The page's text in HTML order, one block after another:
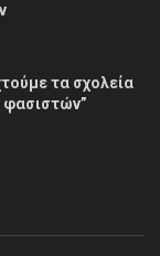
τα σχολεία
φασιστών”